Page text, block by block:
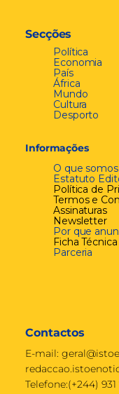
Secções
Política
Economia
País
África
Mundo
Cultura
Desporto
Informações
O que somos
Estatuto
Política de
Termos e
Assinaturas
Newsletter
Por que
Ficha Técnica
Parceria
Contactos
E-mail:
Telefone:(+244)